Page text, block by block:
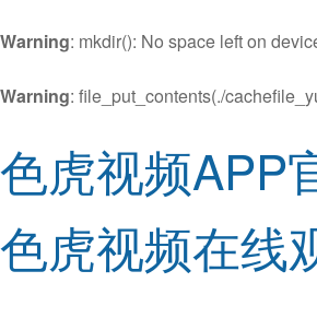
Warning: mkdir(): No space left on
Warning: file_put_contents(./
色虎视频APP
色虎视频在线